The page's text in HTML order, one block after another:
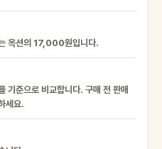
옥션의 17,000원입니다.
준으로 비교합니다. 구매 전 판매
세요.